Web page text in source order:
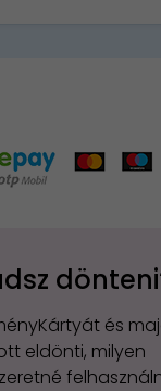
és
eldönti, milyen